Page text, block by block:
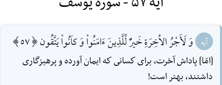
آیه وَ لَأَجْرُ الاَْخِرَةِ خَيرٌْ لِّلَّذِينَ ءَامَنُواْ وَ كاَنُواْ يَتَّقُون [57]
[امّا] پاداش آخرت، براى كسانى كه ايمان آورده و پرهيزگارى
داشتند، بهتر است!